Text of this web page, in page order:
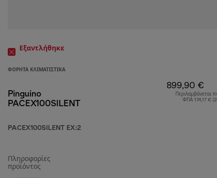
Εξαντλήθηκε
ΦΟΡΗΤΆ ΚΛΙΜΑΤΙΣΤΙΚΆ
Pinguino
PACEX100SILENT
PACEX100SILENT EX:2
899,90 €
Περιλαμβάνεται
ΦΠΑ 174,17 €
Πληροφορίες
προϊόντος